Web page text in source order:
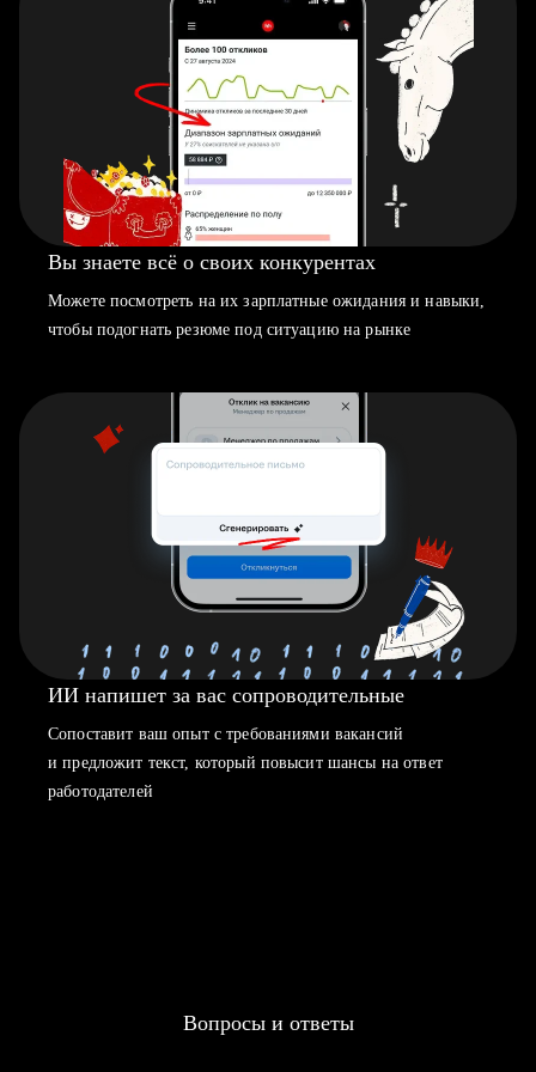
Вы знаете всё о своих конкурентах
Можете посмотреть на их зарплатные ожидания и навыки,
чтобы подогнать резюме под ситуацию на рынке
ИИ напишет за вас сопроводительные
Сопоставит ваш опыт с требованиями вакансий
и предложит текст, который повысит шансы на ответ
работодателей
Вопросы и ответы